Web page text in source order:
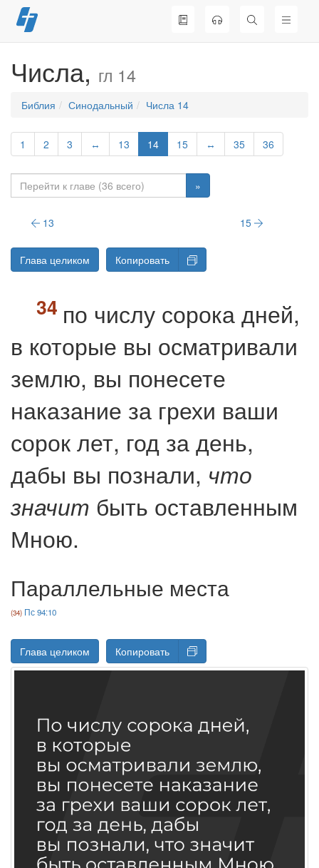
Перейти
к
Числа, гл 14
Библия Синодальный Числа 14
1 2 3 ↔ 13 14 15 ↔ 35 36
»
13 15
Глава целиком Копировать
по числу сорока дней,
в которые вы осматривали
землю, вы понесете
наказание за грехи ваши
сорок лет, год за день,
дабы вы познали, что
значит быть оставленным
Мною.
Параллельные места
Пс 94:10
Глава целиком Копировать